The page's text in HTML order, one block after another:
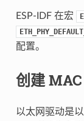
ESP-IDF 在宏
配置。
创建
以太网驱动是